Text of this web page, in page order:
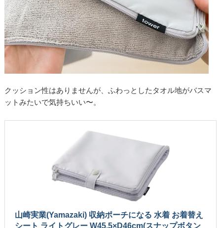
クッション性はありませんが、ふわっとしたタオル地がバスマ
ットみたいで気持ちいい〜。
山崎実業(Yamazaki) 収納ポーチになる 水着 お着替え
シート ライトグレー W45.5×D46cm(スナップボタン